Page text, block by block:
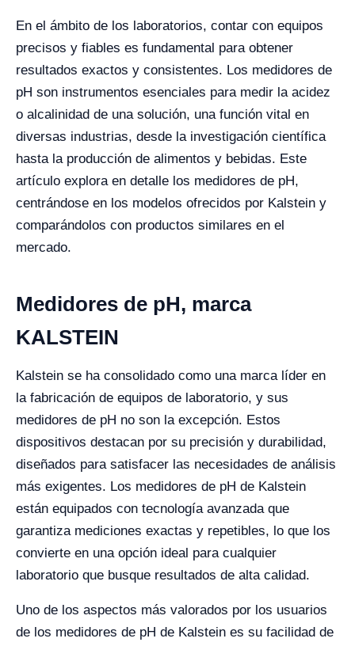
En el ámbito de los laboratorios, contar con equipos
precisos y fiables es fundamental para obtener
resultados exactos y consistentes. Los medidores de
pH son instrumentos esenciales para medir la acidez
o alcalinidad de una solución, una función vital en
diversas industrias, desde la investigación científica
hasta la producción de alimentos y bebidas. Este
artículo explora en detalle los medidores de pH,
centrándose en los modelos ofrecidos por Kalstein y
comparándolos con productos similares en el
mercado.
Medidores de pH, marca
KALSTEIN
Kalstein se ha consolidado como una marca líder en
la fabricación de equipos de laboratorio, y sus
medidores de pH no son la excepción. Estos
dispositivos destacan por su precisión y durabilidad,
diseñados para satisfacer las necesidades de análisis
más exigentes. Los medidores de pH de Kalstein
están equipados con tecnología avanzada que
garantiza mediciones exactas y repetibles, lo que los
convierte en una opción ideal para cualquier
laboratorio que busque resultados de alta calidad.
Uno de los aspectos más valorados por los usuarios
de los medidores de pH de Kalstein es su facilidad de